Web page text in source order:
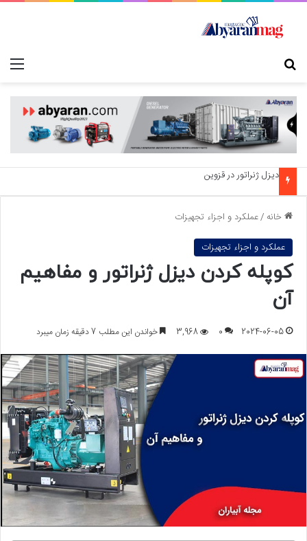
دیزل ژنراتور در قزوین
خانه /عملکرد و اجزاء تجهیزات
عملکرد و اجزاء تجهیزات
کوپله کردن دیزل ژنراتور و مفاهیم
آن
2024-06-05
0
3,968 خواندن این مطلب 7 دقیقه زمان میبرد